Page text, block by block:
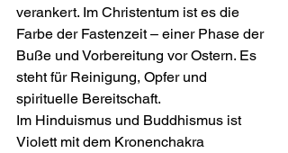
verankert. Im Christentum ist es die
Farbe der Fastenzeit – einer Phase der
Buße und Vorbereitung vor Ostern. Es
steht für Reinigung, Opfer und
spirituelle Bereitschaft.
Im Hinduismus und Buddhismus ist
Violett mit dem Kronenchakra